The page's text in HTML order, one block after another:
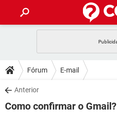
CELULAR
OUTLOOK
INSTAGRAM
DICAS
JOGOS
DOWNLOADS
JOGOS
Fórum E-mail
Anterior
Como confirmar o Gmail?